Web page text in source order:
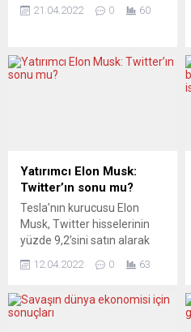
Musk, daha önce de Twitter
platformun en büyük
bulunmuştu. Yorumcular,
hizmetin geleceğinden
21.04.2022 0 60
Yatırımcı Elon Musk:
Twitter’ın sonu mu?
Tesla’nın kurucusu Elon
Musk, Twitter hisselerinin
yüzde 9,2’sini satın alarak
büyük hissedarı haline geldi.
kurulu üyesi olmama kararı
aldı. Multimilyarder
12.04.2022 0 63